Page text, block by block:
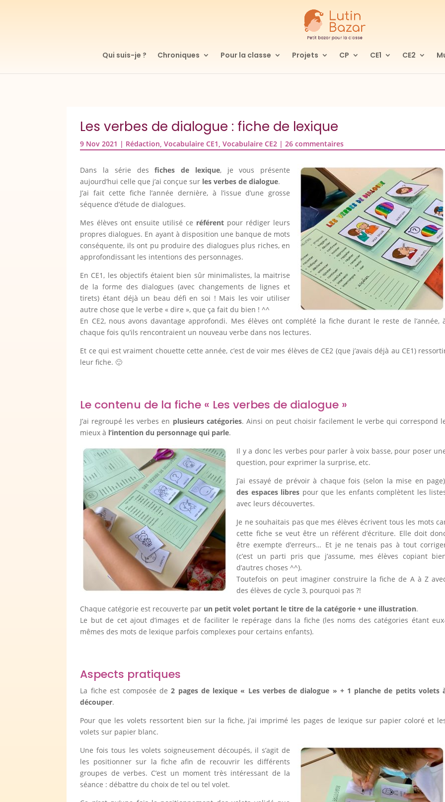
Qui suis-je ? Chroniques Pour la classe Projets CP CE1 CE2
Les verbes de dialogue : fiche de lexique
9 Nov 2021 | Rédaction,Vocabulaire CE1,Vocabulaire CE2 |26 commentaires
Dans la série desfiches de lexique, je vous présente
aujourd’hui celle que j’ai conçue sur les verbes de dialogue.
J’ai fait cette fiche l’année dernière, à l’issue d’une grosse
séquence d’étude de dialogues.
Mes élèves ont ensuite utilisé ce référent pour rédiger leurs
propres dialogues. En ayant à disposition une banque de mots
conséquente, ils ont pu produire des dialogues plus riches, en
approfondissant les intentions des personnages.
En CE1, les objectifs étaient bien sûr minimalistes, la maitrise
de la forme des dialogues (avec changements de lignes et
tirets) étant déjà un beau défi en soi ! Mais les voir utiliser
autre chose que le verbe « dire », que ça fait du bien ! ^^
En CE2, nous avons davantage approfondi. Mes élèves ont complété la fiche durant le reste de l’année,
chaque fois qu’ils rencontraient un nouveau verbe dans nos lectures.
Et ce qui est vraiment chouette cette année, c’est de voir mes élèves de CE2 (que j’avais déjà au CE1)
leur fiche. 🙂
Le contenu de la fiche « Les verbes de dialogue »
J’ai regroupé les verbes en plusieurs catégories. Ainsi on peut choisir facilement le verbe qui correspond
mieux à l’intention du personnage qui parle.
Il y a donc les verbes pour parler à voix basse, pour poser
question, pour exprimer la surprise, etc.
J’ai essayé de prévoir à chaque fois (selon la mise en
des espaces libres pour que les enfants complètent les
avec leurs découvertes.
Je ne souhaitais pas que mes élèves écrivent tous les mots
cette fiche se veut être un référent d’écriture. Elle doit
être exempte d’erreurs… Et je ne tenais pas à tout
(c’est un parti pris que j’assume, mes élèves copiant
d’autres choses ^^).
Toutefois on peut imaginer construire la fiche de A à Z
des élèves de cycle 3, pourquoi pas ?!
Chaque catégorie est recouverte par un petit volet portant le titre de la catégorie + une illustration.
Le but de cet ajout d’images et de faciliter le repérage dans la fiche (les noms des catégories étant
mêmes des mots de lexique parfois complexes pour certains enfants).
Aspects pratiques
La fiche est composée de2 pages de lexique « Les verbes de dialogue » + 1 planche de petits volets
découper.
Pour que les volets ressortent bien sur la fiche, j’ai imprimé les pages de lexique sur papier coloré et
volets sur papier blanc.
Une fois tous les volets soigneusement découpés, il s’agit de
les positionner sur la fiche afin de recouvrir les différents
groupes de verbes. C’est un moment très intéressant de la
séance : débattre du choix de tel ou tel volet.